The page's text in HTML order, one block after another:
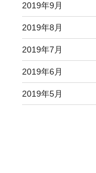
2019年9月
2019年8月
2019年7月
2019年6月
2019年5月